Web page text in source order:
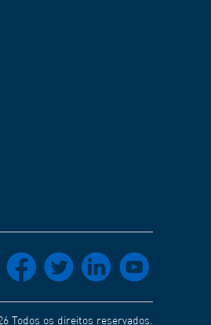
socials_facebook
socials_twittersocials_linkedinsocials_youtube
Todos os direitos reservados.